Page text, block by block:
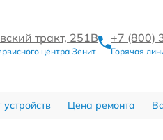
тракт, 251В
центра Зенит
+7 (800)
Горячая
Цена ремонта